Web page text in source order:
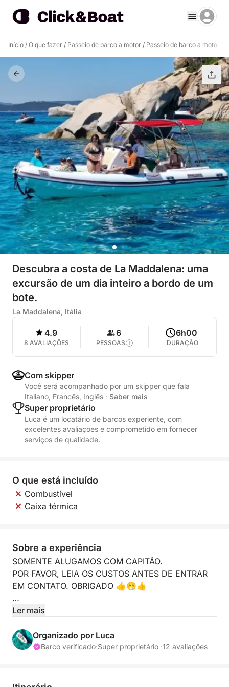
Início / O que fazer / Passeio de barco a motor / Passeio de barco a motor
Descubra a costa de La Maddalena: uma
excursão de um dia inteiro a bordo de um
bote.
La Maddalena, Itália
4.9
8 AVALIAÇÕES
6
PESSOAS
6h00
DURAÇÃO
Com skipper
Você será acompanhado por um skipper que fala
Italiano, Francês, Inglês · Saber mais
Super proprietário
Luca é um locatário de barcos experiente, com
excelentes avaliações e comprometido em fornecer
serviços de qualidade.
O que está incluído
Combustível
Caixa térmica
Sobre a experiência
SOMENTE ALUGAMOS COM CAPITÃO.
POR FAVOR, LEIA OS CUSTOS ANTES DE ENTRAR
EM CONTATO. OBRIGADO 👍😁👍
Com nosso bote, oferecemos um passeio focado na
daqueles menos turísticos, lugares que só os
moradores conhecem e acessíveis apenas por
lugares inesquecíveis e contará anedotas e histórias
Ler mais
Organizado por Luca
Barco verificado·Super proprietário ·12 avaliações